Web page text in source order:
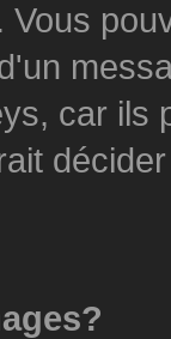
car ils